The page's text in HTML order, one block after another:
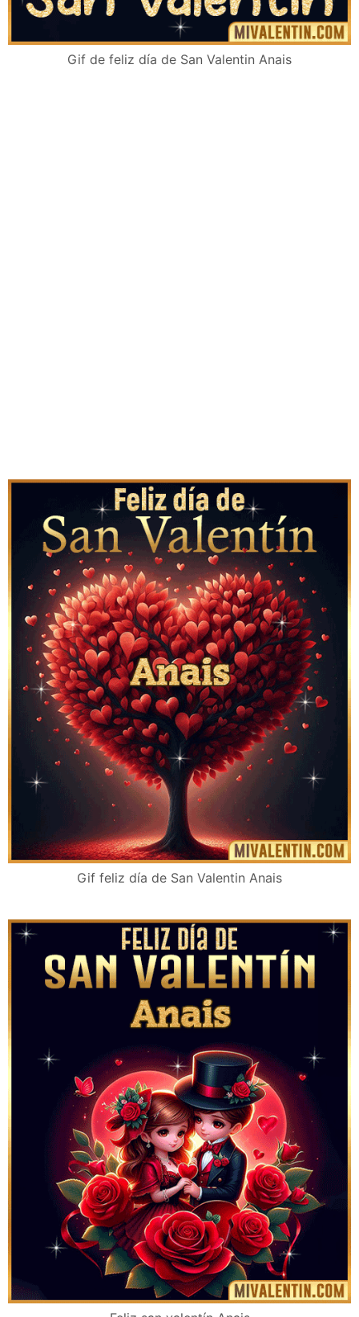
Gif de feliz día de San Valentin Anais
Gif feliz día de San Valentin Anais